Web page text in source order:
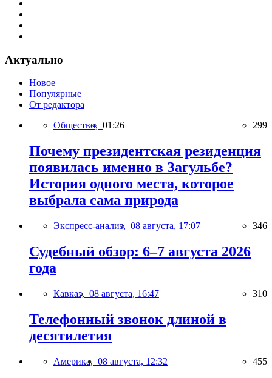
Актуально
Новое
Популярные
От редактора
Общество, 01:26 299
Почему президентская резиденция
появилась именно в Загульбе?
История одного места, которое
выбрала сама природа
Экспресс-анализ, 08 августа, 17:07 346
Судебный обзор: 6–7 августа 2026
года
Кавказ, 08 августа, 16:47 310
Телефонный звонок длиной в
десятилетия
Америка, 08 августа, 12:32 455